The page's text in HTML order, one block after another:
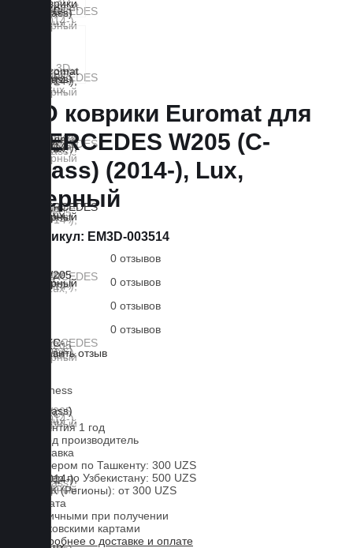
3D коврики Euromat для
MERCEDES W205 (C-
Class) (2014-), Lux,
Черный
Артикул: EM3D-003514
0 отзывов
0 отзывов
0 отзывов
0 отзывов
Оставить отзыв
Business
Гарантия 1 год
Завод производитель
Доставка
Курьером по Ташкенту: 300 UZS
Курьер по Узбекистану: 500 UZS
CDEK (Регионы): от 300 UZS
Оплата
Наличными при получении
Банковскими картами
Подробнее о доставке и оплате